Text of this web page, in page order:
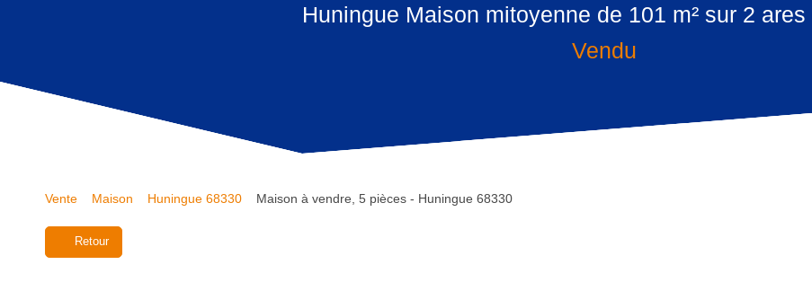
Huningue Maison mitoyenne de 101 m² sur 2
Vendu
Vente Maison Huningue 68330 Maison à vendre, 5 pièces - Huningue 68330
Retour